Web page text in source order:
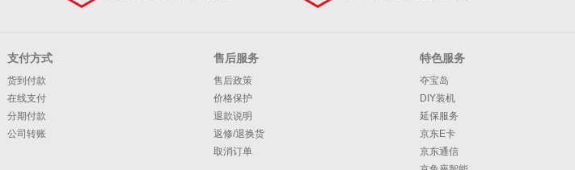
支付方式
货到付款
在线支付
分期付款
公司转账
售后服务
售后政策
价格保护
退款说明
返修/退换货
取消订单
特色服务
夺宝岛
DIY装机
延保服务
京东E卡
京东通信